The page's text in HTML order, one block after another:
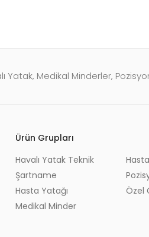
Yatak, Medikal Minderler,
Ürün Grupları
Havalı Yatak Teknik
Şartname
Hasta Yatağı
Medikal Minder
Özel